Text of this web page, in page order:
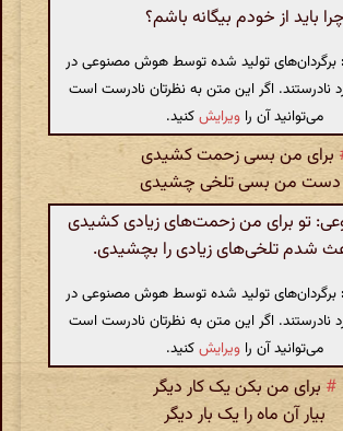
چرا باید از خودم بیگانه باشم؟
برگردان‌های تولید شده توسط هوش مصنوعی در
نادرستند. اگر این متن به نظرتان نادرست است
می‌توانید آن را ویرایشکنید.
برای من بسی زحمت کشیدی
دست من بسی تلخی چشیدی
تو برای من زحمت‌های زیادی کشیدی
شدم تلخی‌های زیادی را بچشیدی.
برگردان‌های تولید شده توسط هوش مصنوعی در
نادرستند. اگر این متن به نظرتان نادرست است
می‌توانید آن را ویرایشکنید.
# برای من بکن یک کار دیگر
بیار آن ماه را یک بار دیگر